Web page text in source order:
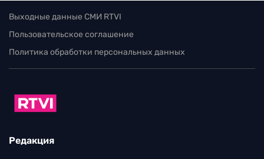
Выходные данные СМИ RTVI
Пользовательское соглашение
Политика обработки персональных данных
Редакция